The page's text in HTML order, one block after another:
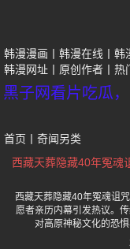
韩漫漫画 韩漫在线 韩
韩漫网址
原创作者 热
黑子网看片吃瓜
首页 奇闻另类
西藏天葬隐藏40年冤魂
西藏天葬隐藏40年冤魂诅
愿者亲历内幕引发热议。
对高原神秘文化的恐